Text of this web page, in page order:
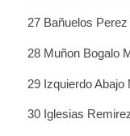
27 Bañuelos Perez
28 Muñon Bogalo
29 Izquierdo Abajo
30 Iglesias